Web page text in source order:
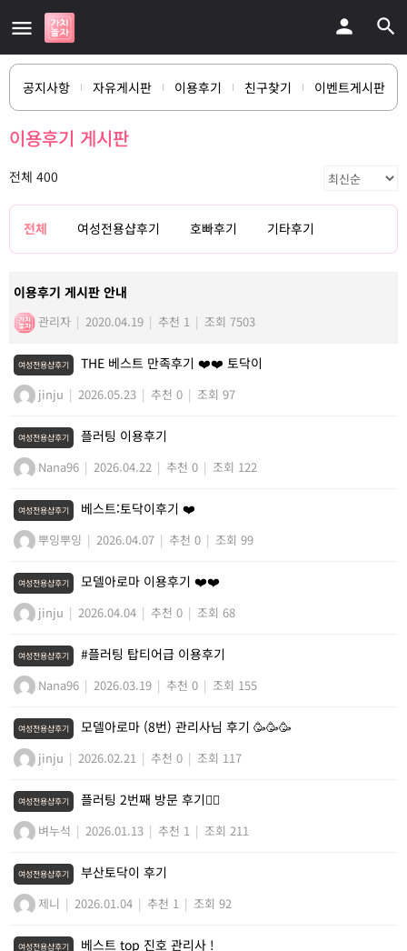
공지사항 자유게시판 이용후기 친구찾기 이벤트게시판
이용후기 게시판
전체 400
전체 여성전용샵후기 호빠후기 기타후기
이용후기 게시판 안내
관리자 | 2020.04.19 | 추천 1 | 조회 7503
여성전용샵후기 THE 베스트 만족후기 ❤️❤️ 토닥이
jinju | 2026.05.23 | 추천 0 | 조회 97
여성전용샵후기 플러팅 이용후기
Nana96 | 2026.04.22 | 추천 0 | 조회 122
여성전용샵후기 베스트:토닥이후기 ❤️
뿌잉뿌잉 | 2026.04.07 | 추천 0 | 조회 99
여성전용샵후기 모델아로마 이용후기 ❤️❤️
jinju | 2026.04.04 | 추천 0 | 조회 68
여성전용샵후기 #플러팅 탑티어급 이용후기
Nana96 | 2026.03.19 | 추천 0 | 조회 155
여성전용샵후기 모델아로마 (8번) 관리사님 후기 🥳🥳🥳
jinju | 2026.02.21 | 추천 0 | 조회 117
여성전용샵후기 플러팅 2번째 방문 후기💆‍♀️
벼누석 | 2026.01.13 | 추천 1 | 조회 211
여성전용샵후기 부산토닥이 후기
제니 | 2026.01.04 | 추천 1 | 조회 92
여성전용샵후기 베스트 top 진호 관리사 !